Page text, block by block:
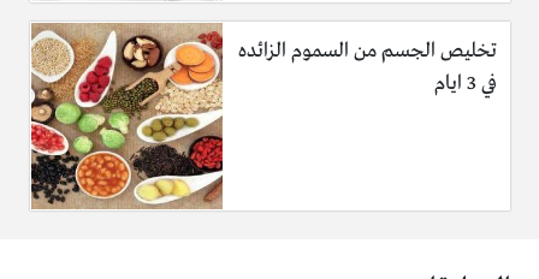
تخليص الجسم من السموم الزائده
في 3 ايام